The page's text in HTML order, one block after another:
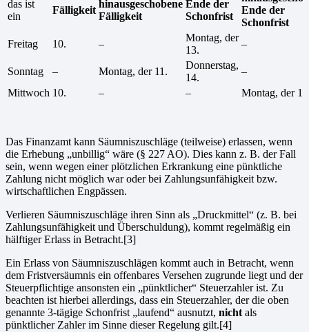
das ist
ein
Fälligkeit
hinausgeschobene
Fälligkeit
Ende der
Schonfrist
Ende der
Schonfrist
Freitag
10. –
Montag, der
13.
–
Sonntag – Montag, der 11.
Donnerstag,
14.
–
Mittwoch 10. – – Montag, der
Das Finanzamt kann Säumniszuschläge (teilweise) erlassen, wenn
die Erhebung „unbillig“ wäre (§ 227 AO). Dies kann z. B. der Fall
sein, wenn wegen einer plötzlichen Erkrankung eine pünktliche
Zahlung nicht mög­lich war oder bei Zahlungsunfähigkeit bzw.
wirtschaftlichen Engpässen.
Verlieren Säumniszuschläge ihren Sinn als „Druckmittel“ (z. B. bei
Zahlungsunfähigkeit und Überschul­dung), kommt regelmäßig ein
hälftiger Erlass in Betracht.[3]
Ein Erlass von Säumniszuschlägen kommt auch in Betracht, wenn
dem Fristversäumnis ein offenbares Ver­sehen zugrunde liegt und der
Steuerpflichtige ansonsten ein „pünktlicher“ Steuerzahler ist. Zu
beachten ist hierbei allerdings, dass ein Steuerzahler, der die oben
genannte 3-tägige Schonfrist „laufend“ ausnutzt, nicht als
pünktlicher Zahler im Sinne dieser Regelung gilt.[4]